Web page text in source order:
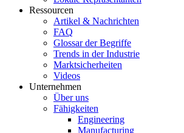
Ressourcen
Artikel & Nachrichten
FAQ
Glossar der Begriffe
Trends in der Industrie
Marktsicherheiten
Videos
Unternehmen
Über uns
Fähigkeiten
Engineering
Manufacturing